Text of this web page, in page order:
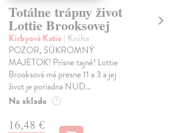
Totálne trápny život
Lottie Brooksovej
Kirbyová Katie | Kniha
POZOR, SÚKROMNÝ
MAJETOK! Prísne tajné! Lottie
Brooksová má presne 11 a 3 a jej
život je poriadna NUD...
Na sklade ?
16,48 €